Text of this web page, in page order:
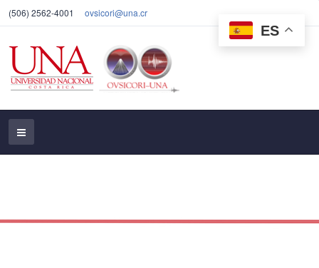
(506) 2562-4001 ovsicori@una.cr
ES